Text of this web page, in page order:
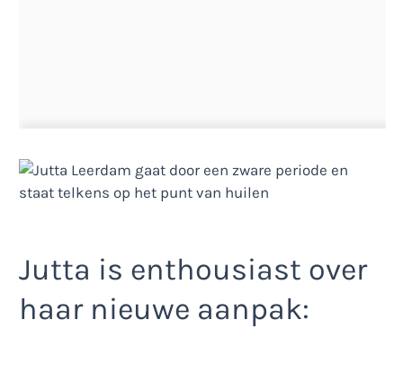
Jutta is enthousiast over
haar nieuwe aanpak: